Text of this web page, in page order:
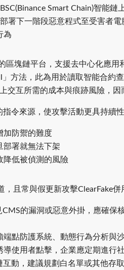
Smart Chain)智能
署下一階段惡意程式至受害者電
為
區塊鏈平台，支援去中心化應
方法，此為用於讀取智能合約
交互所需的成本與痕跡風險，因
令來源，使攻擊活動更具持續
加防禦的難度
部署就無法下架
降低被偵測的風險
且常與假更新攻擊ClearFake
的漏洞或惡意外掛，應確
點防護系統、動態行為分析與
使用者點擊，企業應定期進行
動，建議規劃白名單或其他存